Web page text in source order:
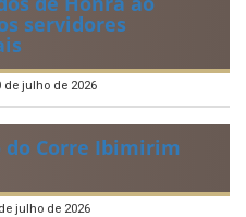
servidores
de julho de 2026
do Corre Ibimirim
julho de 2026